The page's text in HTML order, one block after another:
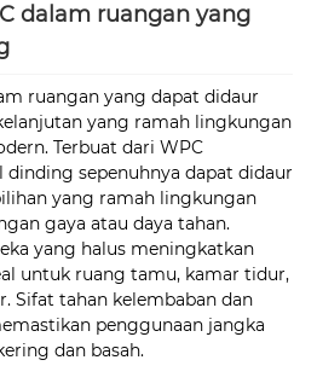
dalam ruangan yang
ruangan yang dapat didaur
yang ramah lingkungan
Terbuat dari WPC
sepenuhnya dapat didaur
yang ramah lingkungan
gaya atau daya tahan.
yang halus meningkatkan
untuk ruang tamu, kamar tidur,
Sifat tahan kelembaban dan
penggunaan jangka
dan basah.